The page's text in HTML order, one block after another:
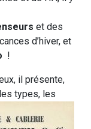
et des
d’hiver, et
!
il présente,
types, les